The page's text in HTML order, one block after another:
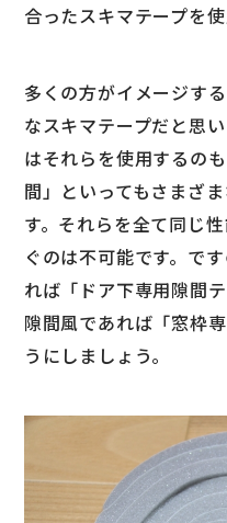
合ったスキマテープを使
多くの方がイメージす
なスキマテープだと思
はそれらを使用するの
間」といってもさまざ
す。それらを全て同じ
ぐのは不可能です。で
れば「ドア下専用隙間
隙間風であれば「窓枠
うにしましょう。